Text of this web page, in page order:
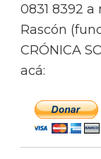
0831 8392
Rascón
CRÓNICA
acá: